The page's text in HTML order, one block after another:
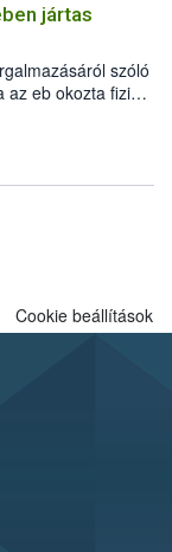
jártas
szóló
eb okozta fizikai
felmerülő
tartását és annak
jártas szakértőt.
Cookie beállítások